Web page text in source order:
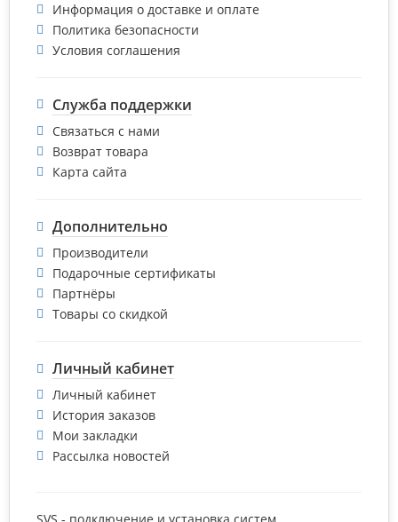
Информация о доставке и оплате
Политика безопасности
Условия соглашения
Служба поддержки
Связаться с нами
Возврат товара
Карта сайта
Дополнительно
Производители
Подарочные сертификаты
Партнёры
Товары со скидкой
Личный кабинет
Личный кабинет
История заказов
Мои закладки
Рассылка новостей